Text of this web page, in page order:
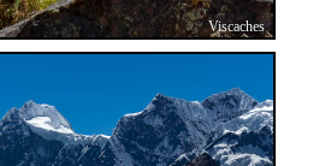
Viscaches